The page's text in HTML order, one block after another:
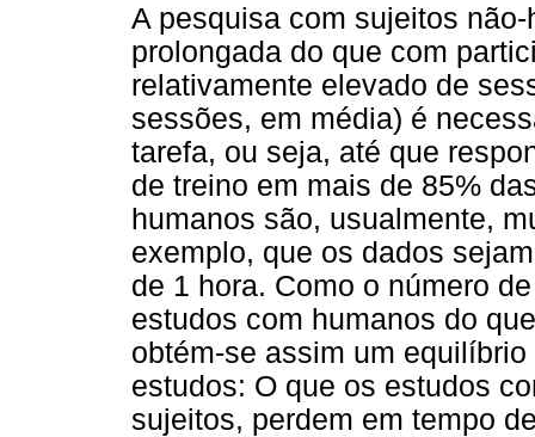
A pesquisa com sujeitos
prolongada do que com
relativamente elevado de
sessões, em média) é
tarefa, ou seja, até que
de treino em mais de 85%
humanos são, usualmente,
exemplo, que os dados
de 1 hora. Como o número
estudos com humanos do
obtém-se assim um
estudos: O que os estudos
sujeitos, perdem em tempo